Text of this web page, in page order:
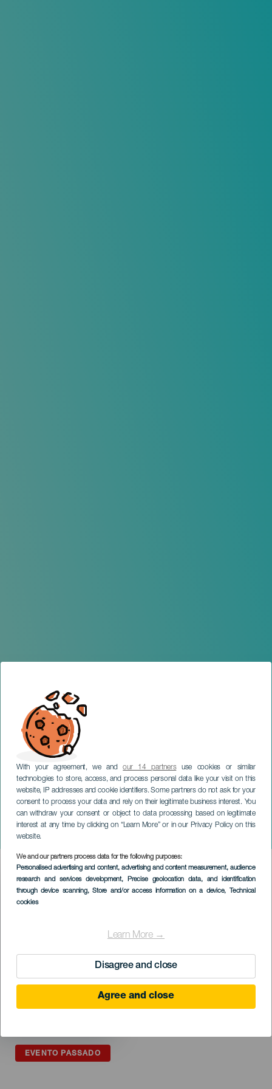
With your agreement, we andour 14 partnersuse cookies or similar
technologies to store, access, and process personal data like your visit on this
website, IP addresses and cookie identifiers. Some partners do not ask for your
consent to process your data and rely on their legitimate business interest. You
can withdraw your consent or object to data processing based on legitimate
interest at any time by clicking on “Learn More” or in our Privacy Policy on this
website.
We and our partners process data for the following purposes:
Personalised advertising and content, advertising and content measurement, audience
research and services development, Precise geolocation data, and identification
through device scanning, Store and/or access information on a device, Technical
cookies
Learn More →
Disagree and close
Agree and close
VII Festival de la Canción
Masdache 2023
LANZAROTE
Imagen
Listado
EVENTO PASSADO